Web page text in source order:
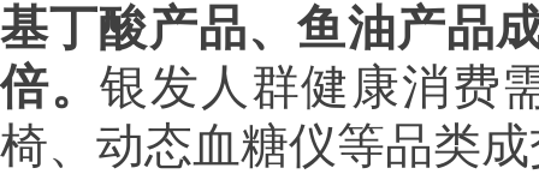
基丁酸产品、鱼油产品
倍。银发人群健康消费
椅、动态血糖仪等品类